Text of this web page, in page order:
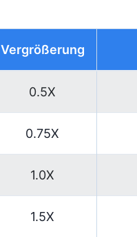
Vergrößerung
0.5X
0.75X
1.0X
1.5X